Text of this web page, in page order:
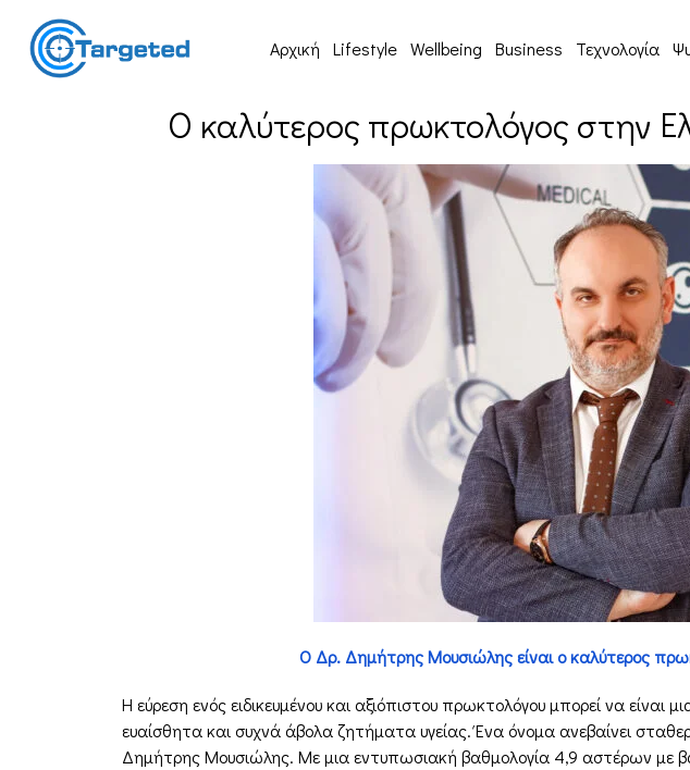
Αρχική Lifestyle Wellbeing Business Τεχνολογία
Ο καλύτερος πρωκτολόγος στην
Ο Δρ. Δημήτρης Μουσιώλης είναι ο καλύτερος
Η εύρεση ενός ειδικευμένου και αξιόπιστου πρωκτολόγου μπορεί να
ευαίσθητα και συχνά άβολα ζητήματα υγείας. Ένα όνομα ανεβαίνει
Δημήτρης Μουσιώλης. Με μια εντυπωσιακή βαθμολογία 4,9 αστέρων με